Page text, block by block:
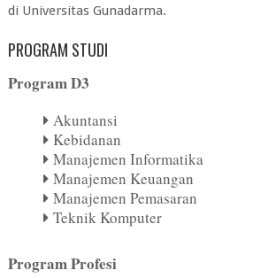
di Universitas Gunadarma.
PROGRAM STUDI
Program D3
Akuntansi
Kebidanan
Manajemen Informatika
Manajemen Keuangan
Manajemen Pemasaran
Teknik Komputer
Program Profesi